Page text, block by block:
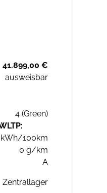
41.899,00 €
ausweisbar
4 (Green)
kWh/100km
0 g/km
A
Zentrallager